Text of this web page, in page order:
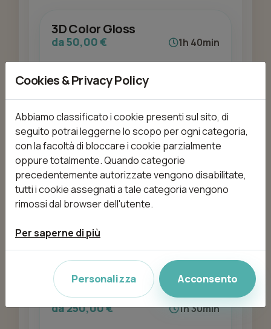
3D Color Gloss
da 50,00 € 1h 40min
Aggiungi
Acconciatura Cerimonia
da 35,00 € 60min
Acconciatura Sposa
da 250,00 € 1h 30min
Cookies & Privacy Policy
Abbiamo classificato i cookie presenti sul sito, di
seguito potrai leggerne lo scopo per ogni categoria,
con la facoltà di bloccare i cookie parzialmente
oppure totalmente. Quando categorie
precedentemente autorizzate vengono disabilitate,
tutti i cookie assegnati a tale categoria vengono
rimossi dal browser dell'utente.
Per saperne di più
Personalizza Acconsento